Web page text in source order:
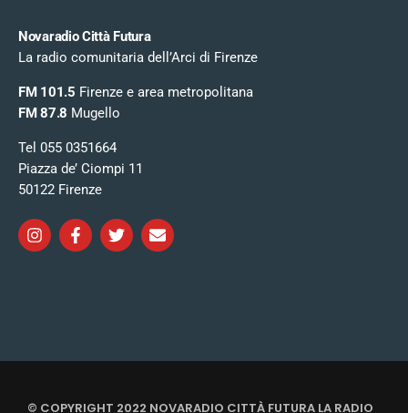
Novaradio Città Futura
La radio comunitaria dell’Arci di Firenze
FM 101.5 Firenze e area metropolitana
FM 87.8 Mugello
Tel 055 0351664
Piazza de’ Ciompi 11
50122 Firenze
© COPYRIGHT 2022 NOVARADIO CITTÀ FUTURA LA RADIO